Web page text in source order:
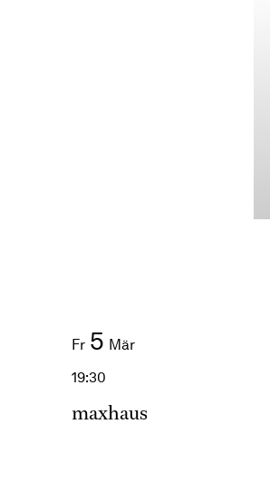
Fr 5 Mär
19:30
maxhaus